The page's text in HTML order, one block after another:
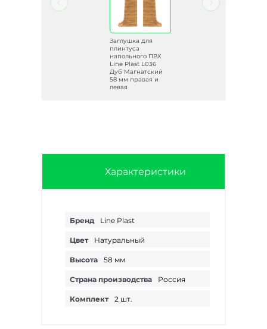
Заглушка для
плинтуса
напольного ПВХ
Line Plast L036
Дуб Магнатский
58 мм правая и
левая
Характеристики
Бренд Line Plast
Цвет Натуральный
Высота 58 мм
Страна производства Россия
Комплект 2 шт.